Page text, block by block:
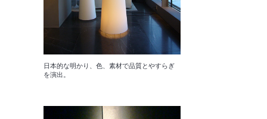
日本的な明かり、色、素材で品質とやすらぎ
を演出。